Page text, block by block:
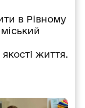
в Рівному
життя.